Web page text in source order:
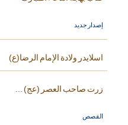
إصدار جديد
اسلايدر ولادة الإمام الرضا(ع)
زرت صاحب العصر (عج) ...
القصص